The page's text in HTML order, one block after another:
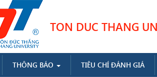
TON DUC THANG
THÔNG BÁO TIÊU CHÍ ĐÁNH GIÁ